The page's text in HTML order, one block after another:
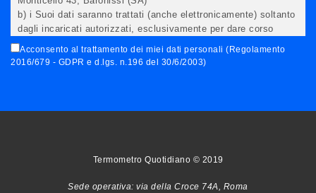
b) i Suoi dati saranno trattati (anche elettronicamente) soltanto
dagli incaricati autorizzati, esclusivamente per dare corso
all'invio della newsletter e per l'invio (anche via email) di
informazioni relative alle iniziative del Titolare;
responsabile per conoscere i Suoi dati, verificare le modalità
all'invio di materiale. Preso atto di quanto precede, acconsento
Acconsento al trattamento dei miei dati personali (Regolamento
2016/679 - GDPR e d.lgs. n.196 del 30/6/2003)
Termometro Quotidiano © 2019
Sede operativa: via della Croce 74A, Roma